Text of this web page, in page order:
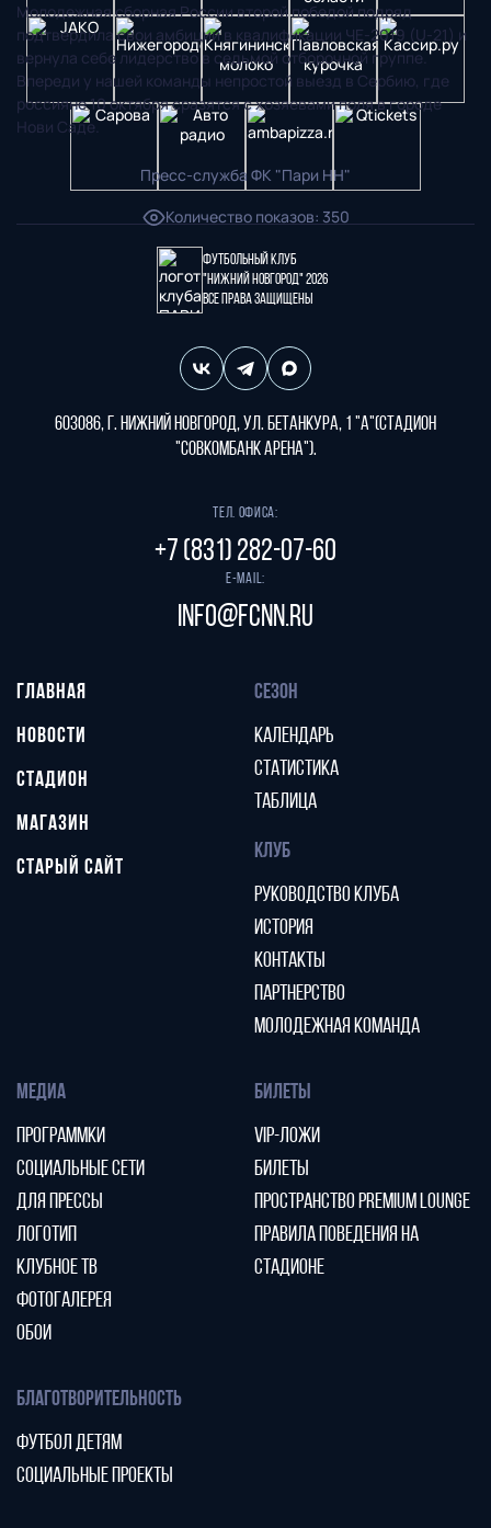
Молодежная сборная России второй победой подряд
подтвердила свои амбиции в квалификации ЧЕ-2019 (U-21) и
вернула себе лидерство в седьмой отборочной группе.
Впереди у нашей команды непростой выезд в Сербию, где
россияне 10 октября сразятся с хозяевами поля в городе
Нови Саде.
Пресс-служба ФК "Пари НН"
Количество показов: 350
Футбольный клуб
"Нижний Новгород" 2026
Все права защищены
603086, г. Нижний Новгород, ул. Бетанкура, 1 "А"(стадион
"СОВКОМБАНК АРЕНА").
Тел. офиса:
+7 (831) 282-07-60
E-mail:
info@fcnn.ru
ГЛАВНАЯ
НОВОСТИ
СТАДИОН
МАГАЗИН
СТАРЫЙ САЙТ
СЕЗОН
КАЛЕНДАРЬ
СТАТИСТИКА
ТАБЛИЦА
КЛУБ
РУКОВОДСТВО КЛУБА
ИСТОРИЯ
КОНТАКТЫ
ПАРТНЕРСТВО
МОЛОДЕЖНАЯ КОМАНДА
МЕДИА
ПРОГРАММКИ
СОЦИАЛЬНЫЕ СЕТИ
ДЛЯ ПРЕССЫ
ЛОГОТИП
КЛУБНОЕ ТВ
ФОТОГАЛЕРЕЯ
ОБОИ
БИЛЕТЫ
VIP-ЛОЖИ
БИЛЕТЫ
ПРОСТРАНСТВО PREMIUM LOUNGE
ПРАВИЛА ПОВЕДЕНИЯ НА
СТАДИОНЕ
БЛАГОТВОРИТЕЛЬНОСТЬ
ФУТБОЛ ДЕТЯМ
СОЦИАЛЬНЫЕ ПРОЕКТЫ